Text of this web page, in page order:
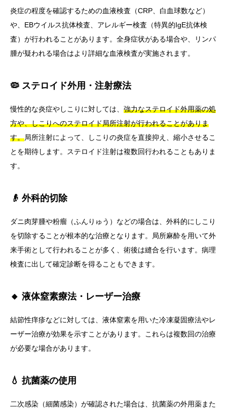
炎症の程度を確認するための血液検査（CRP、白血球数など）
や、EBウイルス抗体検査、アレルギー検査（特異的IgE抗体検
査）が行われることがあります。全身症状がある場合や、リンパ
腫が疑われる場合はより詳細な血液検査が実施されます。
🦠 ステロイド外用・注射療法
慢性的な炎症やしこりに対しては、 強力なステロイド外用薬の処
方や、しこりへのステロイド局所注射が行われることがありま
す。局所注射によって、しこりの炎症を直接抑え、縮小させるこ
とを期待します。ステロイド注射は複数回行われることもありま
す。
👴 外科的切除
ダニ肉芽腫や粉瘤（ふんりゅう）などの場合は、外科的にしこり
を切除することが根本的な治療となります。局所麻酔を用いて外
来手術として行われることが多く、術後は縫合を行います。病理
検査に出して確定診断を得ることもできます。
🔸 液体窒素療法・レーザー治療
結節性痒疹などに対しては、液体窒素を用いた冷凍凝固療法やレ
ーザー治療が効果を示すことがあります。これらは複数回の治療
が必要な場合があります。
💧 抗菌薬の使用
二次感染（細菌感染）が確認された場合は、抗菌薬の外用薬また